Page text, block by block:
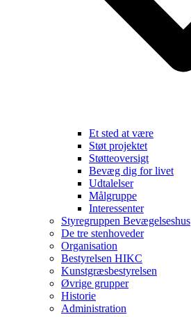
Et sted at være
Støt projektet
Støtteoversigt
Bevæg dig for livet
Udtalelser
Målgruppe
Interessenter
Styregruppen Bevægelseshus
De tre stenhoveder
Organisation
Bestyrelsen HIKC
Kunstgræsbestyrelsen
Øvrige grupper
Historie
Administration